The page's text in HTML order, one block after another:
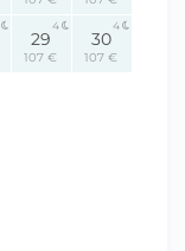
29
107 €
4
30
107 €
4